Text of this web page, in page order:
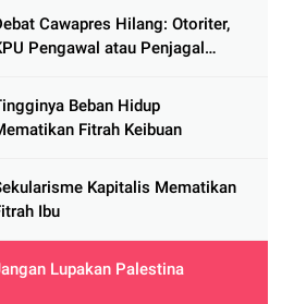
Cawapres Hilang: Otoriter,
Pengawal atau Penjagal
Beban Hidup
Fitrah Keibuan
Kapitalis Mematikan
Ibu
Lupakan Palestina